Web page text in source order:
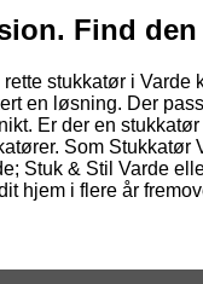
Find
rette stukkatør i
en løsning. Der
Er der en
Som Stukkatør
Stuk & Stil Varde
hjem i flere år